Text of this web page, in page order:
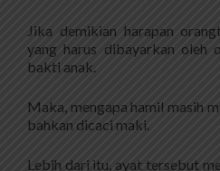
Jika demikian harapan
yang harus dibayarkan oleh
bakti anak.
Maka, mengapa hamil masih
bahkan dicaci maki.
Lebih dari itu, ayat tersebut